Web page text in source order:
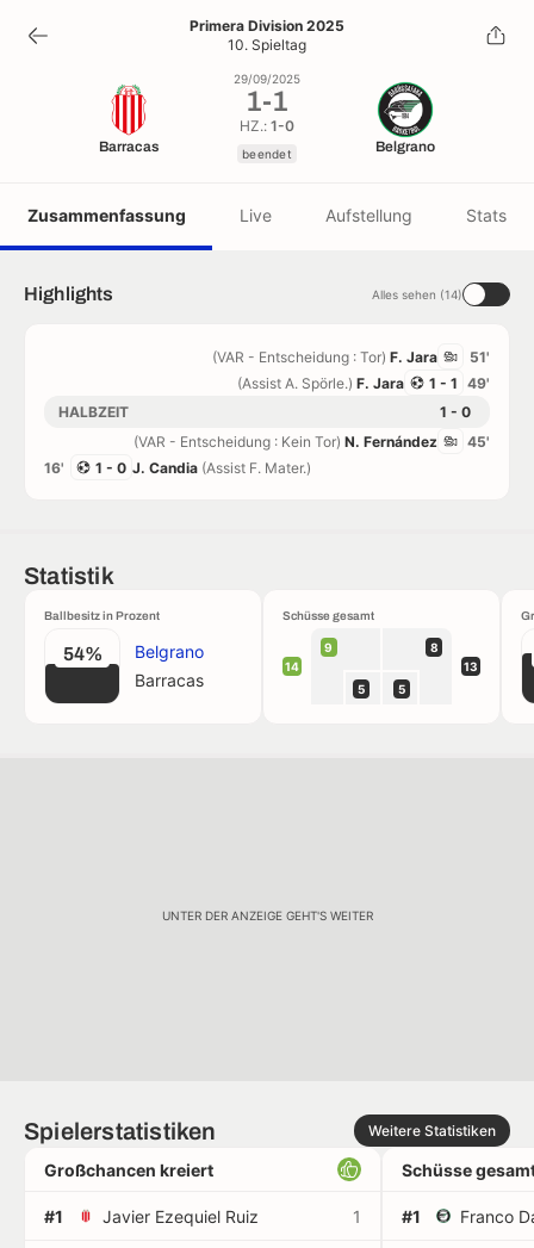
1-1
beendet
Primera Division 2025
10. Spieltag
Barracas
29/09/2025
1-1
HZ.: 1-0
beendet Belgrano
Zusammenfassung Live Aufstellung Stats
Highlights Alles sehen (14)
51'
(VAR - Entscheidung : Tor) F. Jara
49'
1 - 1
(Assist A. Spörle.) F. Jara
HALBZEIT
1 - 0
45'
(VAR - Entscheidung : Kein Tor) N. Fernández
16'
1 - 0 J. Candia (Assist F. Mater.)
Statistik
Ballbesitz in Prozent
54%
Belgrano
Barracas
Schüsse gesamt
14
9 8
5 5
13
UNTER DER ANZEIGE GEHT'S WEITER
Spielerstatistiken Weitere Statistiken
Großchancen kreiert
#1 Javier Ezequiel Ruiz 1
Schüsse
#1 Franco